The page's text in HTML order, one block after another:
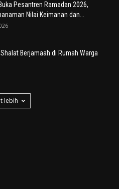
Pesantren Ramadan 2026,
Nilai Keimanan dan...
Berjamaah di Rumah Warga
lebih